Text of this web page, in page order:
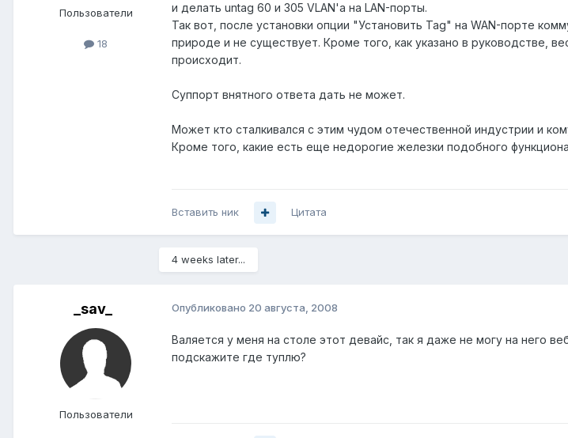
Пользователи
18
и делать untag 60 и 305 VLAN'а на LAN-порты.
Так вот, после установки опции "Установить Tag" на WAN-порте
природе и не существует. Кроме того, как указано в руководстве,
происходит.
Суппорт внятного ответа дать не может.
Может кто сталкивался с этим чудом отечественной индустрии и
Кроме того, какие есть еще недорогие железки подобного
Вставить ник Цитата
4 weeks later...
_sav_
Пользователи
Опубликовано 20 августа, 2008
Валяется у меня на столе этот девайс, так я даже не могу на него
подскажите где туплю?